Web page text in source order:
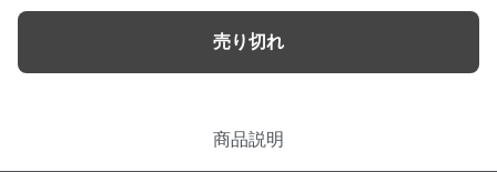
売り切れ
商品説明